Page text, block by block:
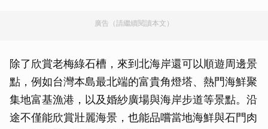
廣告（請繼續閱讀本文）
除了欣賞老梅綠石槽，來到北海岸還可以順遊周邊景
點，例如台灣本島最北端的富貴角燈塔、熱門海鮮聚
集地富基漁港，以及婚紗廣場與海岸步道等景點。沿
途不僅能欣賞壯麗海景，也能品嚐當地海鮮與石門肉